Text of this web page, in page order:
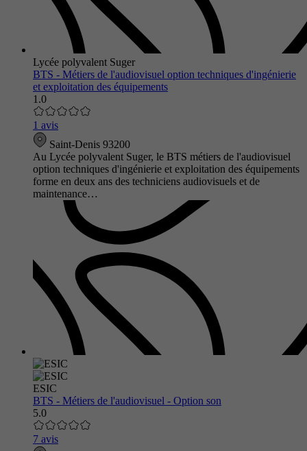
Lycée polyvalent Suger
BTS - Métiers de l'audiovisuel option techniques d'ingénierie
et exploitation des équipements
1.0
1 avis
Saint-Denis 93200
Au Lycée polyvalent Suger, le BTS métiers de l'audiovisuel
option techniques d'ingénierie et exploitation des équipements
forme en deux ans des techniciens audiovisuels et de
maintenance…
ESIC
BTS - Métiers de l'audiovisuel - Option son
5.0
7 avis